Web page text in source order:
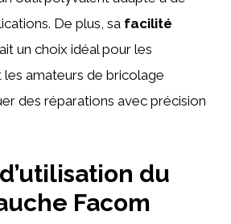
De plus, sa facilité
un choix idéal pour les
amateurs de bricolage
des réparations avec précision
du
Facom